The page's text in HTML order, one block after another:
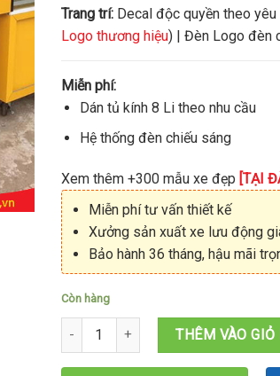
Trang trí: Decal độc quyền theo yêu
Logo thương hiệu) | Đèn Logo đèn
Miễn phí:
Dán tủ kính 8 Li theo nhu cầu
Hệ thống đèn chiếu sáng
Xem thêm +300 mẫu xe đẹp [TẠI
Miễn phí tư vấn thiết kế
Xưởng sản xuất xe lưu động
Bảo hành 36 tháng, hậu mãi
Còn hàng
Xe bán bánh Hotdog 1M2x60x2M số
THÊM VÀO GIỎ